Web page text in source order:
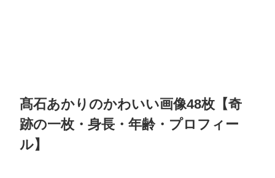
髙石あかりのかわいい画像48枚【奇
跡の一枚・身長・年齢・プロフィー
ル】